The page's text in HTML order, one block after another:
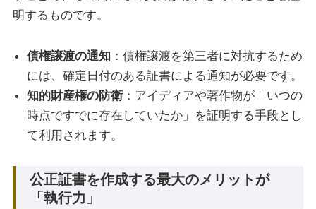
明するものです。
債権譲渡の通知 ：債権譲渡を第三者に対抗するため
には、確定日付のある証書による通知が必要です。
知的財産権の防衛：アイディアや著作物が「いつの
時点ですでに存在していたか」を証明する手段とし
て利用されます。
公正証書を作成する最大のメリットが
「執行力」